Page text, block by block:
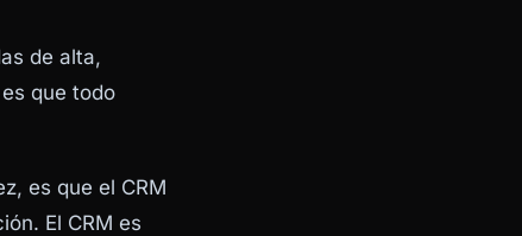
de alta,
que todo
es que el CRM
El CRM es